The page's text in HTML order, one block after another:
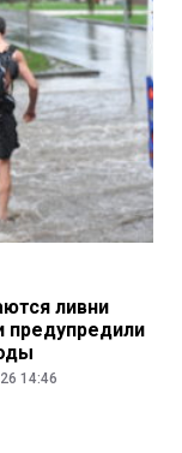
ливни
предупредили
14:46